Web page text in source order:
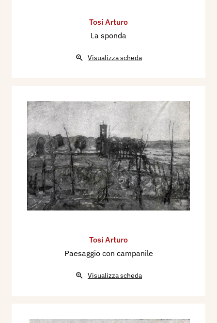
Tosi Arturo
La sponda
Visualizza scheda
Tosi Arturo
Paesaggio con campanile
Visualizza scheda